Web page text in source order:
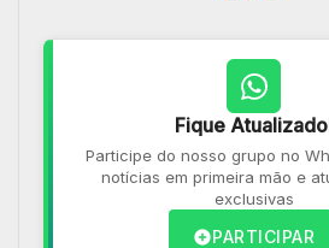
Fique
Participe do nosso grupo no
notícias em primeira mão e
exclusivas
PARTICIPAR